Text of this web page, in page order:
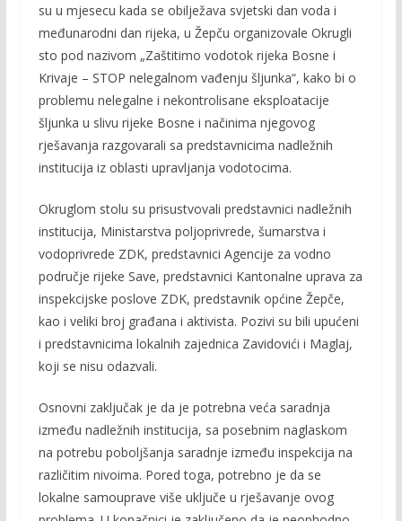
su u mjesecu kada se obilježava svjetski dan voda i
međunarodni dan rijeka, u Žepču organizovale Okrugli
sto pod nazivom „Zaštitimo vodotok rijeka Bosne i
Krivaje – STOP nelegalnom vađenju šljunka“, kako bi o
problemu nelegalne i nekontrolisane eksploatacije
šljunka u slivu rijeke Bosne i načinima njegovog
rješavanja razgovarali sa predstavnicima nadležnih
institucija iz oblasti upravljanja vodotocima.
Okruglom stolu su prisustvovali predstavnici nadležnih
institucija, Ministarstva poljoprivrede, šumarstva i
vodoprivrede ZDK, predstavnici Agencije za vodno
područje rijeke Save, predstavnici Kantonalne uprava za
inspekcijske poslove ZDK, predstavnik općine Žepče,
kao i veliki broj građana i aktivista. Pozivi su bili upućeni
i predstavnicima lokalnih zajednica Zavidovići i Maglaj,
koji se nisu odazvali.
Osnovni zaključak je da je potrebna veća saradnja
između nadležnih institucija, sa posebnim naglaskom
na potrebu poboljšanja saradnje između inspekcija na
različitim nivoima. Pored toga, potrebno je da se
lokalne samouprave više uključe u rješavanje ovog